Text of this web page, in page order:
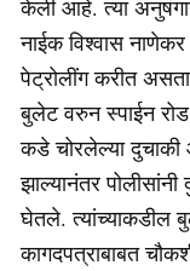
केली आहे. त्या
नाईक विश्वास
पेट्रोलींग करीत
बुलेट वरुन स्पाईन
कडे चोरलेल्या दुचाकी
झाल्यानंतर पोलीसांनी
घेतले. त्यांच्याकडील
कागदपत्राबाबत